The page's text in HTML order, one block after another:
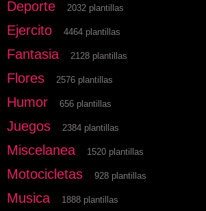
Deporte 2032 plantillas
Ejercito 4464 plantillas
Fantasia 2128 plantillas
Flores 2576 plantillas
Humor 656 plantillas
Juegos 2384 plantillas
Miscelanea 1520 plantillas
Motocicletas 928 plantillas
Musica 1888 plantillas